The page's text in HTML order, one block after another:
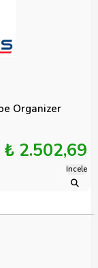
Organizer
₺ 2.502,69
İncele